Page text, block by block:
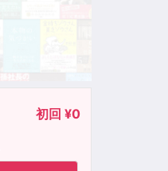
初回 ¥0